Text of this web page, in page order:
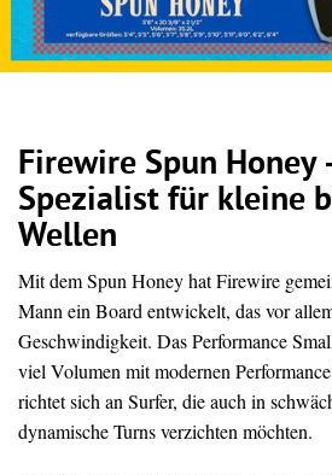
Firewire Spun Honey
Spezialist für kleine
Wellen
Mit dem Spun Honey hat Firewire
Mann ein Board entwickelt, das vor
Geschwindigkeit. Das Performance
viel Volumen mit modernen
richtet sich an Surfer, die auch in
dynamische Turns verzichten möchten.